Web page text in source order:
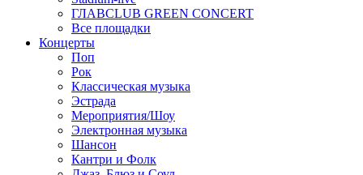
ГЛАВCLUB GREEN CONCERT
Все площадки
Концерты
Поп
Рок
Классическая музыка
Эстрада
Мероприятия/Шоу
Электронная музыка
Шансон
Кантри и Фолк